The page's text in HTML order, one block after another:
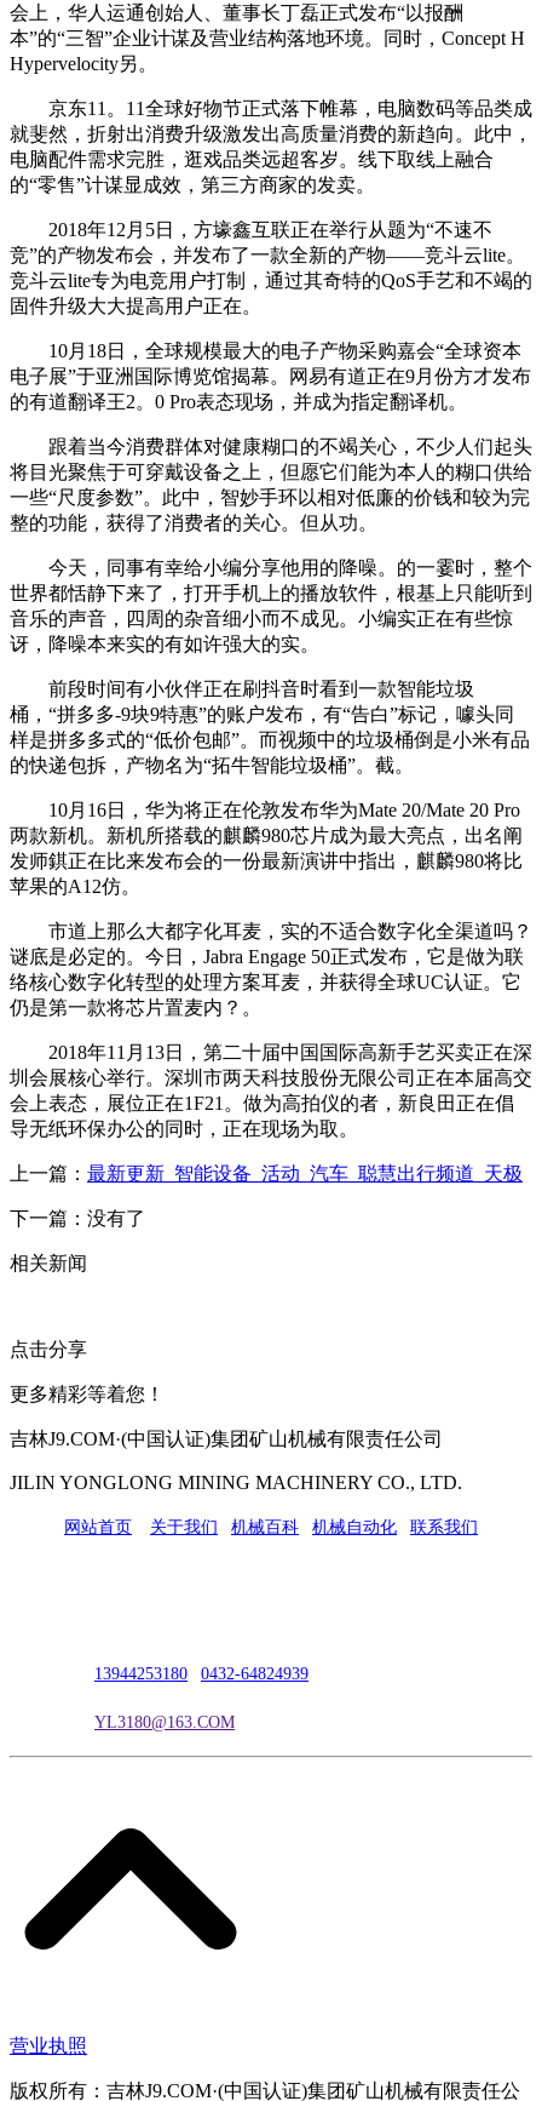
会上，华人运通创始人、董事长丁磊正式发布“以报酬
本”的“三智”企业计谋及营业结构落地环境。同时，Concept H
Hypervelocity另。
京东11。11全球好物节正式落下帷幕，电脑数码等品类成
就斐然，折射出消费升级激发出高质量消费的新趋向。此中，
电脑配件需求完胜，逛戏品类远超客岁。线下取线上融合
的“零售”计谋显成效，第三方商家的发卖。
2018年12月5日，方壕鑫互联正在举行从题为“不速不
竞”的产物发布会，并发布了一款全新的产物——竞斗云lite。
竞斗云lite专为电竞用户打制，通过其奇特的QoS手艺和不竭的
固件升级大大提高用户正在。
10月18日，全球规模最大的电子产物采购嘉会“全球资本
电子展”于亚洲国际博览馆揭幕。网易有道正在9月份方才发布
的有道翻译王2。0 Pro表态现场，并成为指定翻译机。
跟着当今消费群体对健康糊口的不竭关心，不少人们起头
将目光聚焦于可穿戴设备之上，但愿它们能为本人的糊口供给
一些“尺度参数”。此中，智妙手环以相对低廉的价钱和较为完
整的功能，获得了消费者的关心。但从功。
今天，同事有幸给小编分享他用的降噪。的一霎时，整个
世界都恬静下来了，打开手机上的播放软件，根基上只能听到
音乐的声音，四周的杂音细小而不成见。小编实正在有些惊
讶，降噪本来实的有如许强大的实。
前段时间有小伙伴正在刷抖音时看到一款智能垃圾
桶，“拼多多-9块9特惠”的账户发布，有“告白”标记，噱头同
样是拼多多式的“低价包邮”。而视频中的垃圾桶倒是小米有品
的快递包拆，产物名为“拓牛智能垃圾桶”。截。
10月16日，华为将正在伦敦发布华为Mate 20/Mate 20 Pro
两款新机。新机所搭载的麒麟980芯片成为最大亮点，出名阐
发师錤正在比来发布会的一份最新演讲中指出，麒麟980将比
苹果的A12仿。
市道上那么大都字化耳麦，实的不适合数字化全渠道吗？
谜底是必定的。今日，Jabra Engage 50正式发布，它是做为联
络核心数字化转型的处理方案耳麦，并获得全球UC认证。它
仍是第一款将芯片置麦内？。
2018年11月13日，第二十届中国国际高新手艺买卖正在深
圳会展核心举行。深圳市两天科技股份无限公司正在本届高交
会上表态，展位正在1F21。做为高拍仪的者，新良田正在倡
导无纸环保办公的同时，正在现场为取。
上一篇： 最新更新_智能设备_活动_汽车_聪慧出行频道_天极
下一篇：没有了
相关新闻
点击分享
更多精彩等着您！
吉林J9.COM·(中国认证)集团矿山机械有限责任公司
JILIN YONGLONG MINING MACHINERY CO., LTD.
网站首页 关于我们 机械百科 机械自动化 联系我们
13944253180 0432-64824939
YL3180@163.COM
营业执照
版权所有：吉林J9.COM·(中国认证)集团矿山机械有限责任公